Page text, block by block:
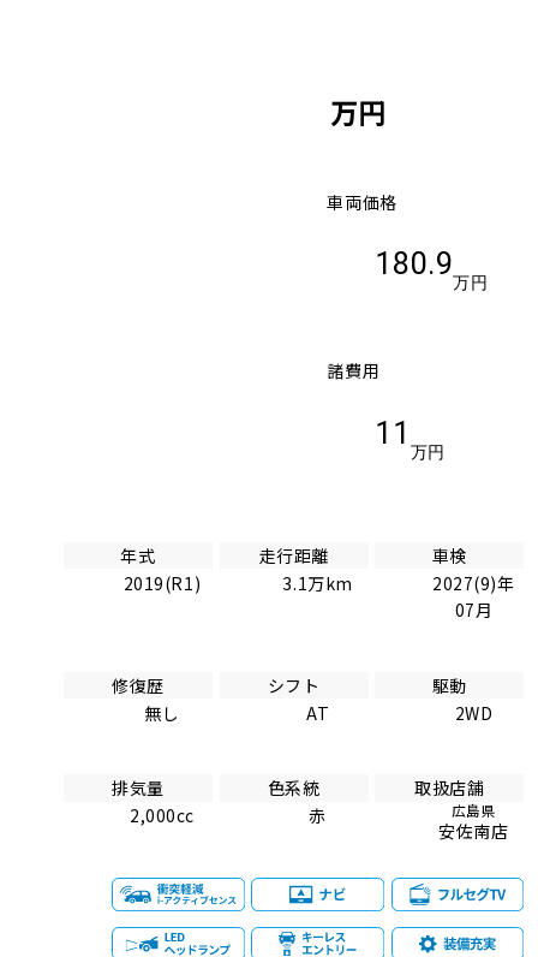
万円
車両価格
180.9
万円
諸費用
11
万円
年式
2019(R1)
走行距離
3.1万km
車検
2027(9)年
07月
修復歴
無し
シフト
AT
駆動
2WD
排気量
2,000cc
色系統
赤
取扱店舗
広島県
安佐南店